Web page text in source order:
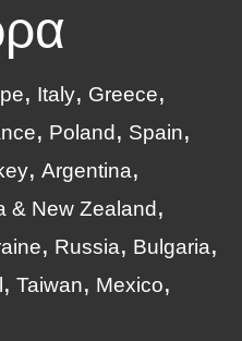
Italy
Greece
Poland
Spain
Argentina
& New Zealand
Russia
Bulgaria
Taiwan
Mexico